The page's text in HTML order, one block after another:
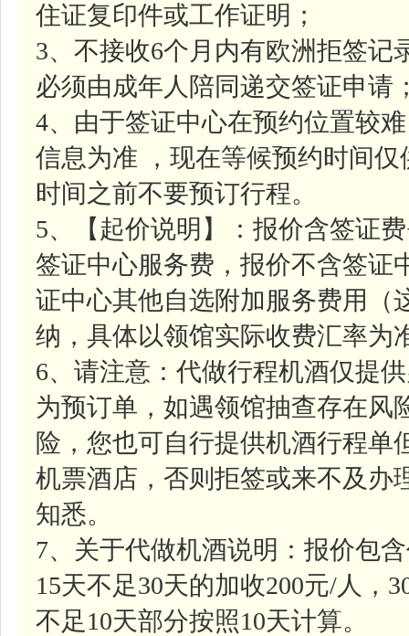
住证复印件或工作证明；
3、不接收6个月内有欧洲拒签记
必须由成年人陪同递交签证申请
4、由于签证中心在预约位置较
信息为准 ，现在等候预约时间
时间之前不要预订行程。
5、【起价说明】：报价含签证
签证中心服务费，报价不含签证
证中心其他自选附加服务费用（
纳，具体以领馆实际收费汇率为
6、请注意：代做行程机酒仅提
为预订单，如遇领馆抽查存在风
险，您也可自行提供机酒行程单
机票酒店，否则拒签或来不及办
知悉。
7、关于代做机酒说明：报价包
15天不足30天的加收200元/人，
不足10天部分按照10天计算。